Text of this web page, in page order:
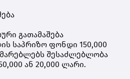
გათამაშება
საპრიზო ფონდი 150,000
შესაძლებლობა
ან 20,000 ლარი.